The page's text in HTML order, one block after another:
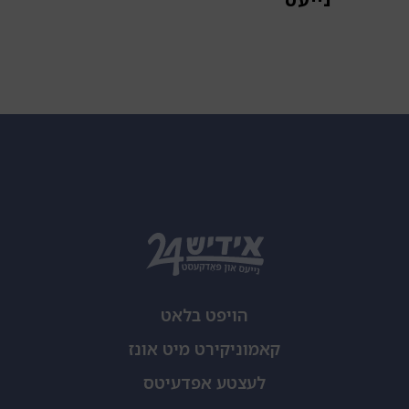
הויפט בלאט
קאמוניקירט מיט אונז
לעצטע אפדעיטס